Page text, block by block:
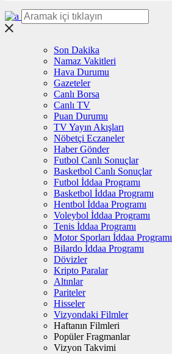
Son Dakika
Namaz Vakitleri
Hava Durumu
Gazeteler
Canlı Borsa
Canlı TV
Puan Durumu
TV Yayın Akışları
Nöbetçi Eczaneler
Haber Gönder
Futbol Canlı Sonuçlar
Basketbol Canlı Sonuçlar
Futbol İddaa Programı
Basketbol İddaa Programı
Hentbol İddaa Programı
Voleybol İddaa Programı
Tenis İddaa Programı
Motor Sporları İddaa Programı
Bilardo İddaa Programı
Dövizler
Kripto Paralar
Altınlar
Pariteler
Hisseler
Vizyondaki Filmler
Haftanın Filmleri
Popüler Fragmanlar
Vizyon Takvimi